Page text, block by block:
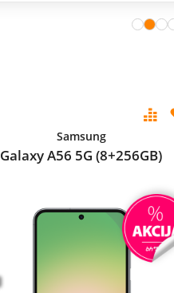
Samsung
Galaxy A56 5G (8+256GB)